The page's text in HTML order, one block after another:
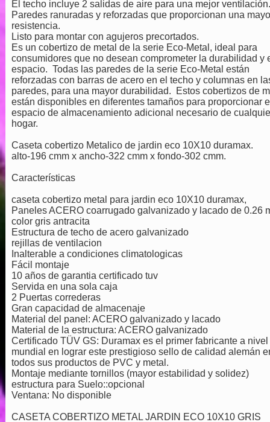
El techo incluye 2 salidas de aire para una mejor ventilación.
Paredes ranuradas y reforzadas que proporcionan una
resistencia.
Listo para montar con agujeros precortados.
Es un cobertizo de metal de la serie Eco-Metal, ideal para
consumidores que no desean comprometer la durabilidad y
espacio. Todas las paredes de la serie Eco-Metal están
reforzadas con barras de acero en el techo y columnas en
paredes, para una mayor durabilidad. Estos cobertizos de
están disponibles en diferentes tamaños para proporcionar
espacio de almacenamiento adicional necesario de
hogar.
Caseta cobertizo Metalico de jardin eco 10X10 duramax.
alto-196 cmm x ancho-322 cmm x fondo-302 cmm.
Características
caseta cobertizo metal para jardin eco 10X10 duramax,
Paneles ACERO coarrugado galvanizado y lacado de 0.26
color gris antracita
Estructura de techo de acero galvanizado
rejillas de ventilacion
Inalterable a condiciones climatologicas
Fácil montaje
10 años de garantia certificado tuv
Servida en una sola caja
2 Puertas correderas
Gran capacidad de almacenaje
Material del panel: ACERO galvanizado y lacado
Material de la estructura: ACERO galvanizado
Certificado TÜV GS: Duramax es el primer fabricante a nivel
mundial en lograr este prestigioso sello de calidad alemán
todos sus productos de PVC y metal.
Montaje mediante tornillos (mayor estabilidad y solidez)
estructura para Suelo::opcional
Ventana: No disponible
CASETA COBERTIZO METAL JARDIN ECO 10X10 GRIS